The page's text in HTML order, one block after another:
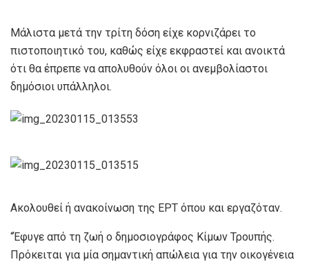
Μάλιστα μετά την τρίτη δόση είχε κορνιζάρει το
πιστοποιητικό του, καθώς είχε εκφραστεί και ανοικτά
ότι θα έπρεπε να απολυθούν όλοι οι ανεμβολίαστοι
δημόσιοι υπάλληλοι.
Ακολουθεί ή ανακοίνωση της ΕΡΤ όπου και εργαζόταν.
“Έφυγε από τη ζωή ο δημοσιογράφος Κίμων Τρουπής.
Πρόκειται για μία σημαντική απώλεια για την οικογένεια